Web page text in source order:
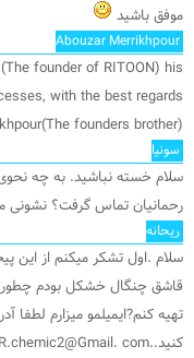
موفق باشید
founder of RITOON) his
with the best regards.
founders brother) )
سونیا
سلام خسته نباشید. به چه نحوی
رحمانیان تماس گرفت؟ نشونی
ریحانه
سلام .اول تشکر میکنم از این
قاشق چنگال خشکل بودم
تهیه کنم?ايميلمو ميزارم لطفا
کنید..R.chemic2@Gmail. com